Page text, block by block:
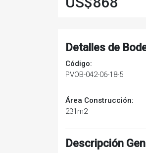
Detalles de
Código:
PVOB-042-06-18-5
Área Construcción:
231m2
Descripción